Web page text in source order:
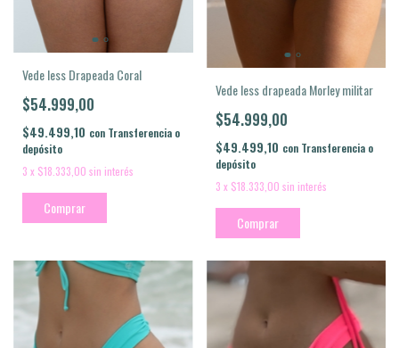
Vede less Drapeada Coral
$54.999,00
$49.499,10 con Transferencia o
depósito
3 x $18.333,00 sin interés
Comprar
Vede less drapeada Morley militar
$54.999,00
$49.499,10 con Transferencia o
depósito
3 x $18.333,00 sin interés
Comprar